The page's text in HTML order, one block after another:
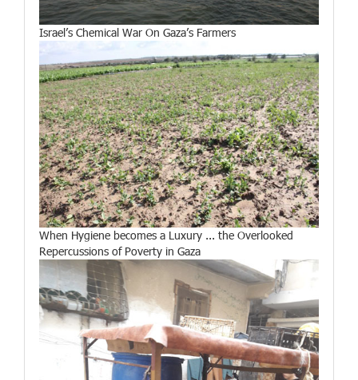
Israel’s Chemical War On Gaza’s Farmers
When Hygiene becomes a Luxury ... the Overlooked
Repercussions of Poverty in Gaza